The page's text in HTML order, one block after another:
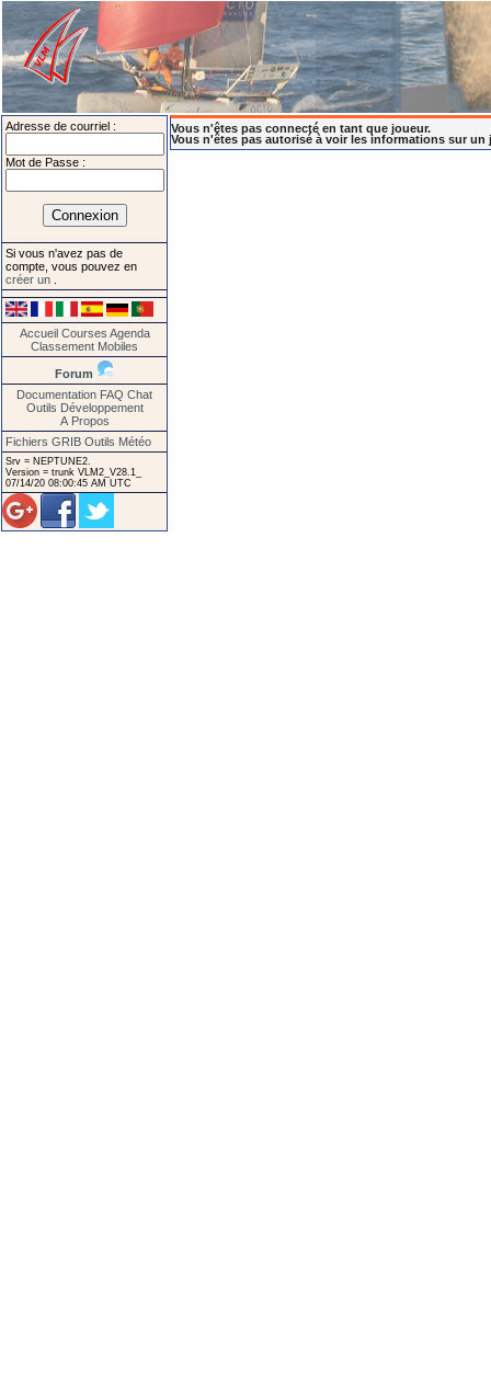
Adresse de courriel :
Mot de Passe :
Si vous n'avez pas de
compte, vous pouvez en
créer un
Accueil Courses Agenda
Classement Mobiles
Forum
Documentation FAQ Chat
Outils Développement
A Propos
Fichiers GRIB Outils Météo
Srv = NEPTUNE2.
Version = trunk VLM2_V28.1_
07/14/20 08:00:45 AM UTC
Vous n'êtes pas connecté en tant que joueur.
Vous n'êtes pas autorisé à voir les informations sur un